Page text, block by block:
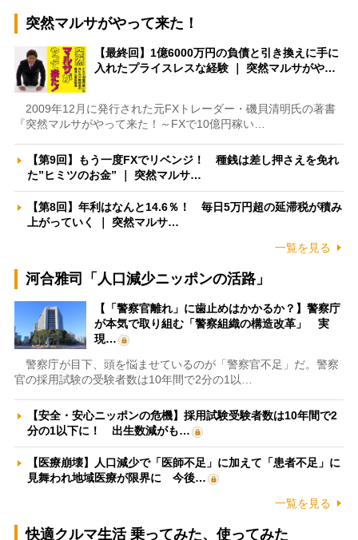
突然マルサがやって来た！
【最終回】1億6000万円の負債と引き換えに手に
入れたプライスレスな経験 ｜ 突然マルサがや…
2009年12月に発行された元FXトレーダー・磯貝清明氏の著書
『突然マルサがやって来た！～FXで10億円稼い…
【第9回】もう一度FXでリベンジ！ 種銭は差し押さえを免れ
た”ヒミツのお金” ｜ 突然マルサ…
【第8回】年利はなんと14.6％！ 毎日5万円超の延滞税が積み
上がっていく ｜ 突然マルサ…
一覧を見る
河合雅司「人口減少ニッポンの活路」
【「警察官離れ」に歯止めはかかるか？】警察庁
が本気で取り組む「警察組織の構造改革」 実
現…
警察庁が目下、頭を悩ませているのが「警察官不足」だ。警察
官の採用試験の受験者数は10年間で2分の1以…
【安全・安心ニッポンの危機】採用試験受験者数は10年間で2
分の1以下に！ 出生数減がも…
【医療崩壊】人口減少で「医師不足」に加えて「患者不足」に
見舞われ地域医療が限界に 今後…
一覧を見る
快適クルマ生活 乗ってみた、使ってみた